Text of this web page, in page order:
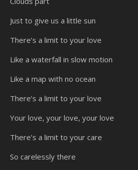
Just to give us a little sun
There’s a limit to your love
Like a waterfall in slow motion
Like a map with no ocean
There’s a limit to your love
Your love, your love, your love
There’s a limit to your care
So carelessly there